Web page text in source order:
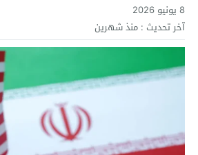
8 يونيو 2026
آخر تحديث : منذ شهرين